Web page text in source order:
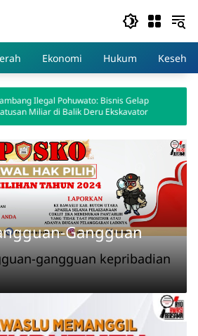
Ekonomi Hukum
Bisnis Gelap
Deru Ekskavator
gangguan kepribadian
Gangguan